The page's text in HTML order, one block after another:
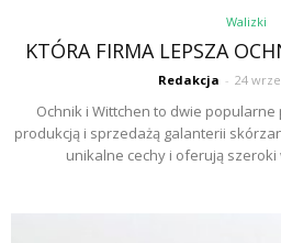
Walizki
KTÓRA FIRMA LEPSZA
Redakcja - 24
Ochnik i Wittchen to dwie
produkcją i sprzedażą galanterii
unikalne cechy i oferują szeroki